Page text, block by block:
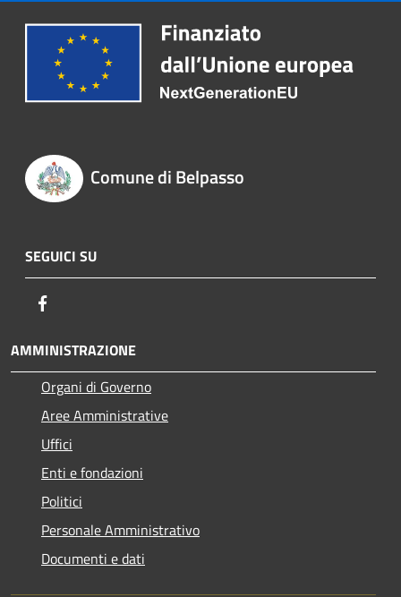
Comune di Belpasso
SEGUICI SU
AMMINISTRAZIONE
Organi di Governo
Aree Amministrative
Uffici
Enti e fondazioni
Politici
Personale Amministrativo
Documenti e dati